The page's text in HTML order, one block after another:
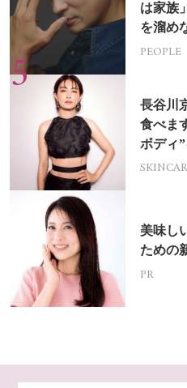
は家族
を溜め
PEOPLE
長谷川
食べま
ボディ
美味し
ための
PR